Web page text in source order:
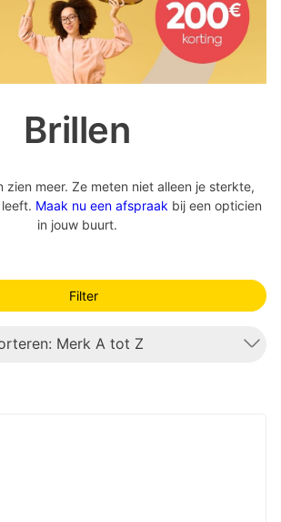
Brillen
zien meer. Ze meten niet alleen je sterkte,
Maak nu een afspraak bij een opticien
in jouw buurt.
Filter
Merk A tot Z